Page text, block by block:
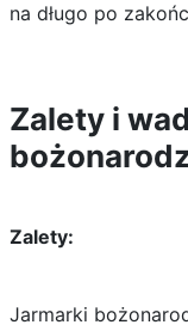
na długo po
Zalety i
Zalety:
Jarmarki